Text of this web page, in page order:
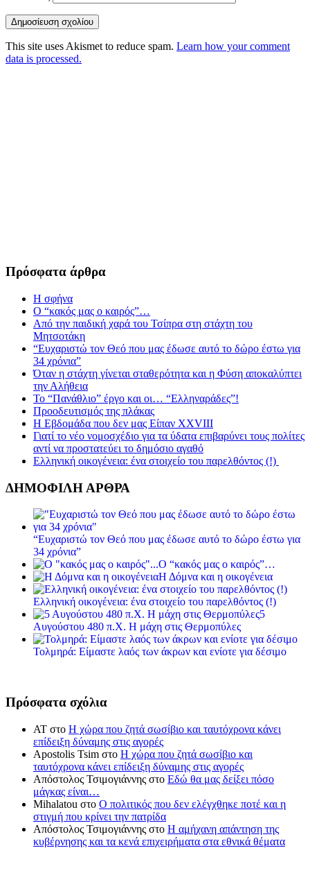
This site uses Akismet to reduce spam. Learn how your comment
data is processed.
Πρόσφατα άρθρα
Η σφήνα
Ο “κακός μας ο καιρός”…
Από την παιδική χαρά του Τσίπρα στη στάχτη του
Μητσοτάκη
“Ευχαριστώ τον Θεό που μας έδωσε αυτό το δώρο έστω για
34 χρόνια”
Όταν η στάχτη γίνεται σταθερότητα και η Φύση αποκαλύπτει
την Αλήθεια
Το “Πανάθλιο” έργο και οι… “Ελληναράδες”!
Προοδευτισμός της πλάκας
Η Εβδομάδα που δεν μας Είπαν XXVIII
Γιατί το νέο νομοσχέδιο για τα ύδατα επιβαρύνει τους πολίτες
αντί να προστατεύει το δημόσιο αγαθό
Ελληνική οικογένεια: ένα στοιχείο του παρελθόντος (!)
ΔΗΜΟΦΙΛΗ ΑΡΘΡΑ
“Ευχαριστώ τον Θεό που μας έδωσε αυτό το δώρο έστω για
34 χρόνια”
Ο “κακός μας ο καιρός”…
Η Δόμνα και η οικογένεια
Ελληνική οικογένεια: ένα στοιχείο του παρελθόντος (!)
5
Αυγούστου 480 π.Χ. Η μάχη στις Θερμοπύλες
Τολμηρά: Είμαστε λαός των άκρων και ενίοτε για δέσιμο
Πρόσφατα σχόλια
ΑΤ στο Η χώρα που ζητά σωσίβιο και ταυτόχρονα κάνει
επίδειξη δύναμης στις αγορές
Apostolis Tsim στο Η χώρα που ζητά σωσίβιο και
ταυτόχρονα κάνει επίδειξη δύναμης στις αγορές
Απόστολος Τσιμογιάννης στο Εδώ θα μας δείξει πόσο
μάγκας είναι…
Mihalatou στο Ο πολιτικός που δεν ελέγχθηκε ποτέ και η
στιγμή που κρίνει την πατρίδα
Απόστολος Τσιμογιάννης στο Η αμήχανη απάντηση της
κυβέρνησης και τα κενά επιχειρήματα στα εθνικά θέματα